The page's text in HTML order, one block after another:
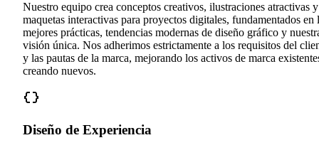
Nuestro equipo crea conceptos creativos, ilustraciones atractivas y
maquetas interactivas para proyectos digitales, fundamentados en
mejores prácticas, tendencias modernas de diseño gráfico y
visión única. Nos adherimos estrictamente a los requisitos del
y las pautas de la marca, mejorando los activos de marca
creando nuevos.
Diseño de Experiencia